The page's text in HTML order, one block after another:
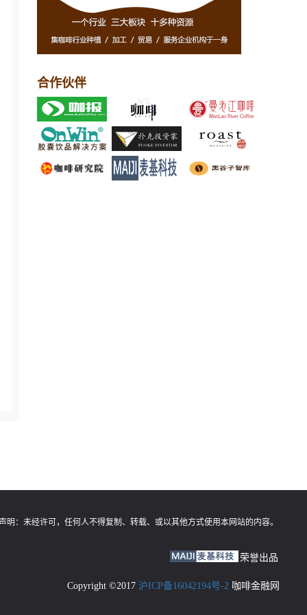
合作伙伴
明： 未经许可，任何人不得复制、转载、或以其他方式使用本网站的内容。
荣誉出品
Copyright ©2017 沪ICP备16042194号-2 咖啡金融网